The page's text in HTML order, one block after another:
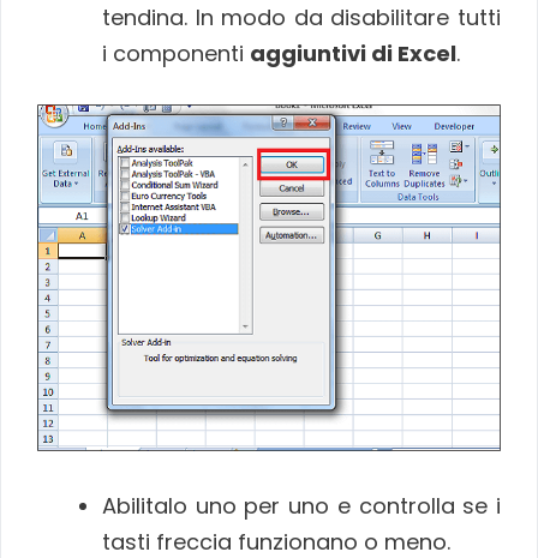
tendina. In modo da disabilitare tutti
i componenti aggiuntivi di Excel.
Abilitalo uno per uno e controlla se i
tasti freccia funzionano o meno.